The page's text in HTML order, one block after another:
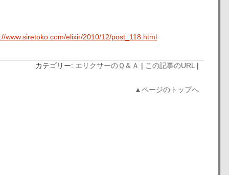
www.siretoko.com/elixir/2010/12/post_118.html
カテゴリー: エリクサーのＱ＆Ａ | この記事のURL |
▲ページのトップへ